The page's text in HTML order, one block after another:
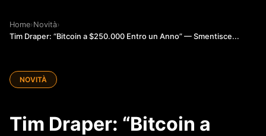
Home›Novità›
Tim Draper: “Bitcoin a $250.000 Entro un Anno” — Smentisce...
NOVITÀ
Tim Draper: “Bitcoin a